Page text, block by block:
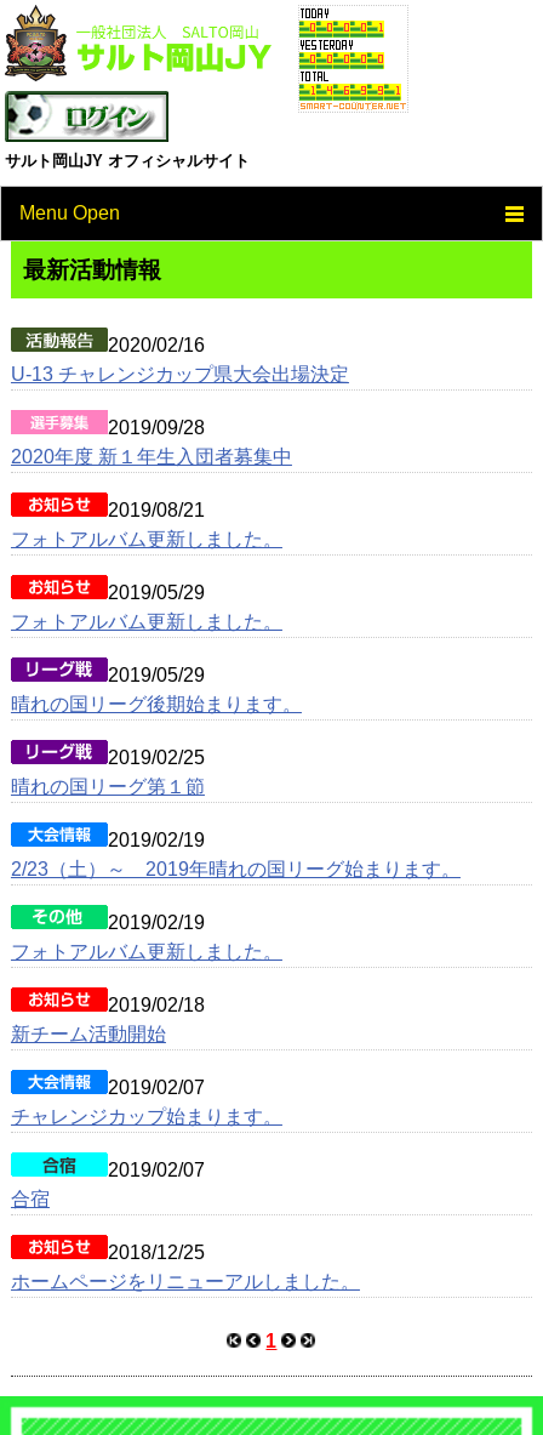
サルト岡山JY オフィシャルサイト
Menu Open
TOP
チーム活動情報
スケジュール
ジュニアユース
スクール
最新活動情報
2020/02/16
U-13 チャレンジカップ県大会出場決定
2019/09/28
2020年度 新１年生入団者募集中
2019/08/21
フォトアルバム更新しました。
2019/05/29
フォトアルバム更新しました。
2019/05/29
晴れの国リーグ後期始まります。
2019/02/25
晴れの国リーグ第１節
2019/02/19
2/23（土）～ 2019年晴れの国リーグ始まります。
2019/02/19
フォトアルバム更新しました。
2019/02/18
新チーム活動開始
2019/02/07
チャレンジカップ始まります。
2019/02/07
合宿
2018/12/25
ホームページをリニューアルしました。
1